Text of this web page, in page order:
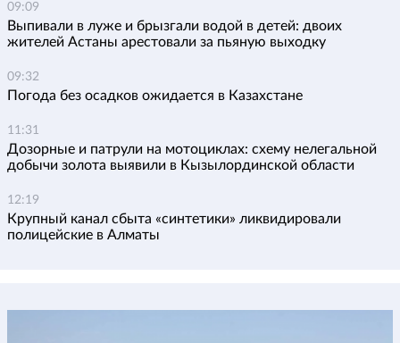
09:09
Выпивали в луже и брызгали водой в детей: двоих
жителей Астаны арестовали за пьяную выходку
09:32
Погода без осадков ожидается в Казахстане
11:31
Дозорные и патрули на мотоциклах: схему нелегальной
добычи золота выявили в Кызылординской области
12:19
Крупный канал сбыта «синтетики» ликвидировали
полицейские в Алматы